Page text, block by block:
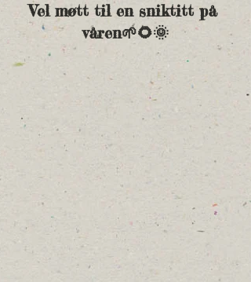
Vel møtt til en sniktitt på
våren🌱🌻🌞